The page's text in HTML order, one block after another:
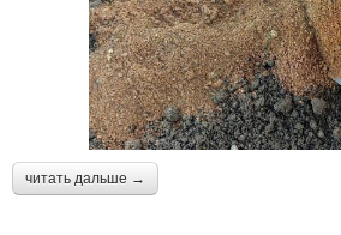
читать дальше →